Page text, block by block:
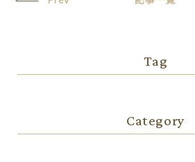
Tag
Category